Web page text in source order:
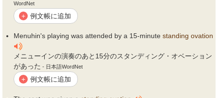
WordNet
+ 例文帳に追加
Menuhin's playing was attended by a 15-minute standing ovation
メニューインの演奏のあと15分のスタンディング・オベーション
があった - 日本語WordNet
+ 例文帳に追加